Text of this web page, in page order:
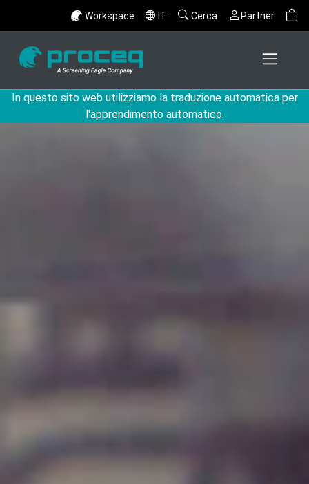
Workspace IT Cerca Partner
In questo sito web utilizziamo la traduzione automatica per
l'apprendimento automatico.